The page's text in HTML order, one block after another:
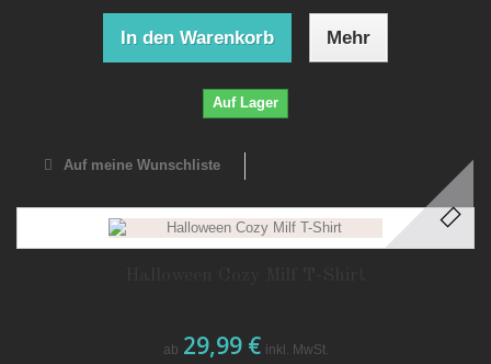
In den Warenkorb Mehr
Auf Lager
Auf meine Wunschliste
ab 29,99 € inkl. MwSt.